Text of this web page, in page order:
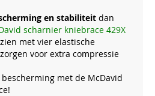
en stabiliteit dan
scharnier kniebrace 429X
met vier elastische
voor extra compressie
met de McDavid